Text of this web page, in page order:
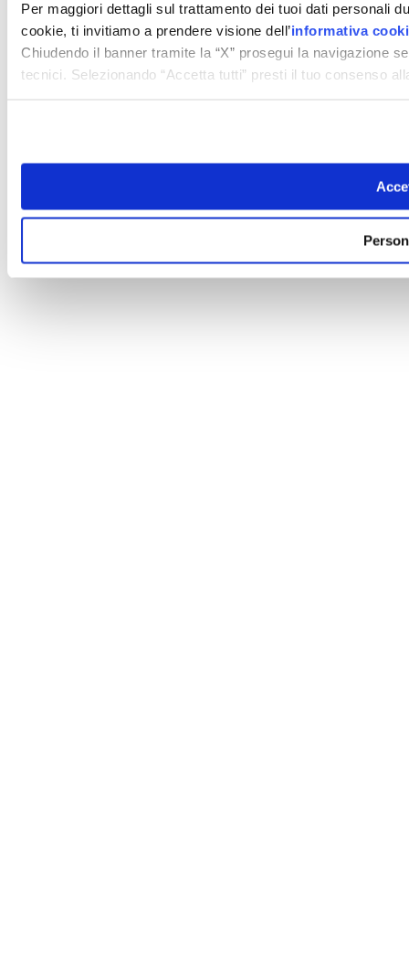
Per maggiori dettagli sul trattamento dei tuoi dati personali
cookie, ti invitiamo a prendere visione dell’informativa
Chiudendo il banner tramite la “X” prosegui la navigazione
tecnici. Selezionando “Accetta tutti” presti il tuo consenso